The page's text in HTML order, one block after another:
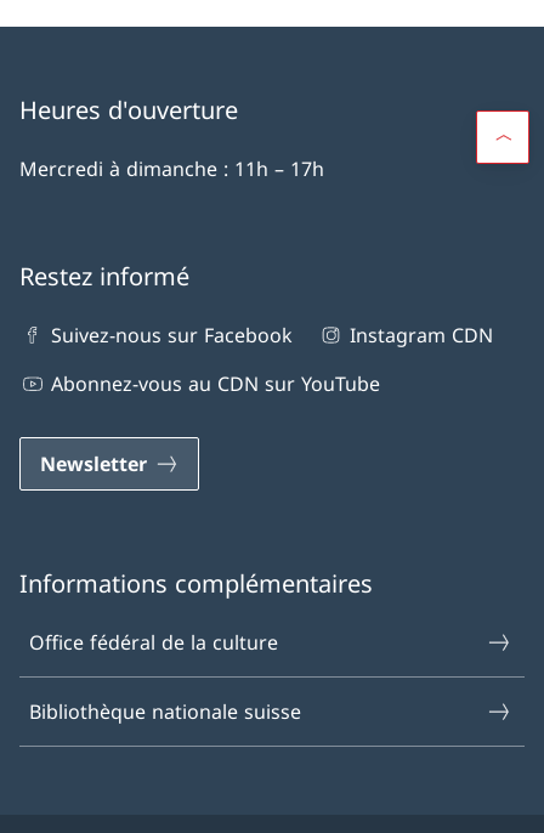
Heures d'ouverture
Mercredi à dimanche : 11h – 17h
Restez informé
Suivez-nous sur Facebook
Instagram CDN
Abonnez-vous au CDN sur YouTube
Newsletter
Informations complémentaires
Office fédéral de la culture
Bibliothèque nationale suisse